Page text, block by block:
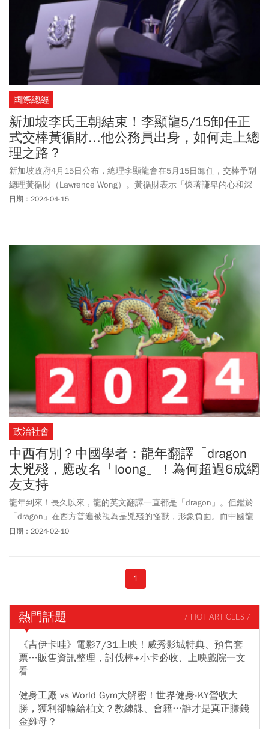
平台」，用其累積一生的專業和智慧，幫助台灣企業升級與轉型，
至今仍神采奕奕地走在公益的路上。
國際總經
新加坡李氏王朝結束！李顯龍5/15卸任正
式交棒黃循財...他公務員出身，如何走上總
理之路？
新加坡政府4月15日公布，總理李顯龍會在5月15日卸任，交棒予副
總理黃循財（Lawrence Wong）。黃循財表示「懷著謙卑的心和深
深的責任感」去肩負起新加坡總理的新任務。
日期：2024-04-15
政治社會
中西有別？中國學者：龍年翻譯「dragon」
太兇殘，應改名「loong」！為何超過6成網
友支持
龍年到來！長久以來，龍的英文翻譯一直都是「dragon」。但鑑於
「dragon」在西方普遍被視為是兇殘的怪獸，形象負面。而中國龍
則象徵友好和善，代表著好運與吉祥，因此中國大陸正積極推動，
日期：2024-02-10
1
熱門話題 / HOT ARTICLES /
《吉伊卡哇》電影7/31上映！威秀影城特典、預售套
票…販售資訊整理，討伐棒+小卡必收、上映戲院一文
看
健身工廠 vs World Gym大解密！世界健身-KY營收大
勝，獲利卻輸給柏文？教練課、會籍…誰才是真正賺錢
金雞母？